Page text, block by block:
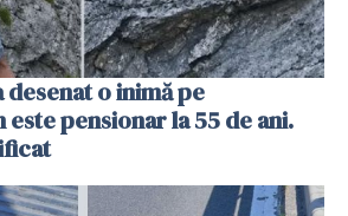
o inimă pe
pensionar la 55 de ani.